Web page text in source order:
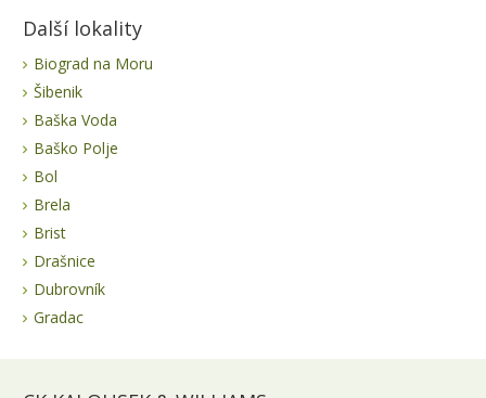
Další lokality
Biograd na Moru
Šibenik
Baška Voda
Baško Polje
Bol
Brela
Brist
Drašnice
Dubrovník
Gradac